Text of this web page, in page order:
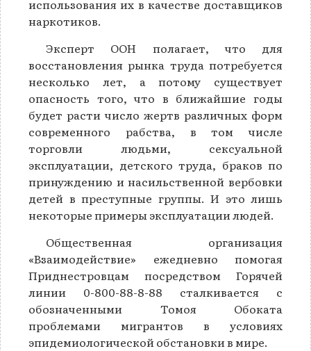
использования их в качестве доставщиков
наркотиков.
Эксперт ООН полагает, что для
восстановления рынка труда потребуется
несколько лет, а потому существует
опасность того, что в ближайшие годы
будет расти число жертв различных форм
современного рабства, в том числе
торговли людьми, сексуальной
эксплуатации, детского труда, браков по
принуждению и насильственной вербовки
детей в преступные группы. И это лишь
некоторые примеры эксплуатации людей.
Общественная организация
«Взаимодействие» ежедневно помогая
Приднестровцам посредством Горячей
линии 0-800-88-8-88 сталкивается с
обозначенными Томоя Обоката
проблемами мигрантов в условиях
эпидемиологической обстановки в мире.